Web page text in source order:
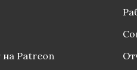
Patreon